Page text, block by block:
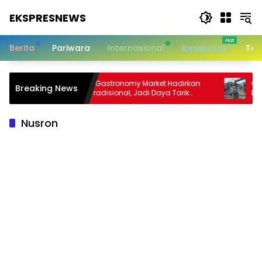
EKSPRESNEWS
Dalam
Berita Pariwara Internasional Kesehatan
Breaking NewsPadang Gastronomy Market Hadirkan
Kuliner Tradisional, Jadi Daya Tarik
Wisata di HJK ke-357
Gowes
Padang
Turut
Nusron